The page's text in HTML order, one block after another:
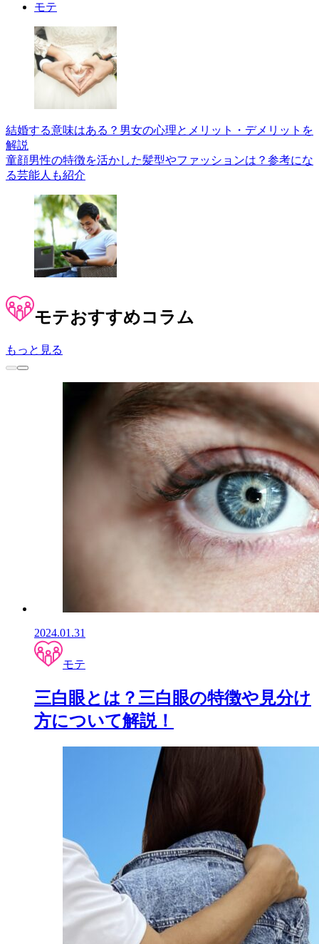
モテ
結婚する意味はある？男女の心理とメリット・デメリットを
解説
童顔男性の特徴を活かした髪型やファッションは？参考にな
る芸能人も紹介
モテおすすめコラム
もっと見る
2024.01.31
モテ
三白眼とは？三白眼の特徴や見分け
方について解説！